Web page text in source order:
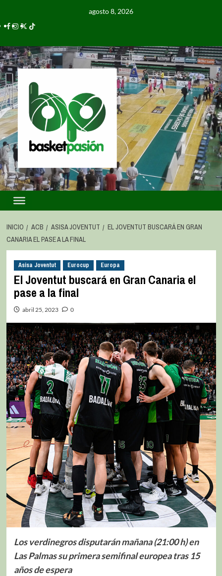
agosto 8, 2026
INICIO ACB ASISA JOVENTUT
EL JOVENTUT BUSCARÁ EN GRAN
CANARIA EL PASE A LA FINAL
Asisa Joventut Eurocup Europa
El Joventut buscará en Gran Canaria el
pase a la final
abril 25, 2023 0
Los verdinegros disputarán mañana (21:00 h) en
Las Palmas su primera semifinal europea tras 15
años de espera